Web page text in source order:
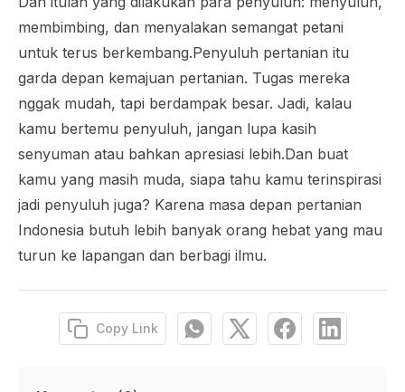
membimbing, dan menyalakan semangat petani
untuk terus berkembang.Penyuluh pertanian itu
garda depan kemajuan pertanian. Tugas mereka
nggak mudah, tapi berdampak besar. Jadi, kalau
kamu bertemu penyuluh, jangan lupa kasih
senyuman atau bahkan apresiasi lebih.Dan buat
kamu yang masih muda, siapa tahu kamu terinspirasi
jadi penyuluh juga? Karena masa depan pertanian
Indonesia butuh lebih banyak orang hebat yang mau
turun ke lapangan dan berbagi ilmu.
Copy Link